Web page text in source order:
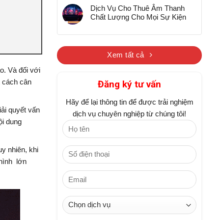
Và đối với
cách cân
quyết vấn
dung
nhiên, khi
lớn
Dịch Vụ Cho Thuê Âm Thanh
Chất Lượng Cho Mọi Sự Kiện
Xem tất cả
Đăng ký tư vấn
Hãy để lại thông tin để được trải nghiệm
dịch vụ chuyên nghiệp từ chúng tôi!